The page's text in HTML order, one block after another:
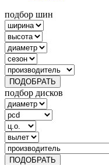
подбор шин
ПОДОБРАТЬ
подбор дисков
ПОДОБРАТЬ